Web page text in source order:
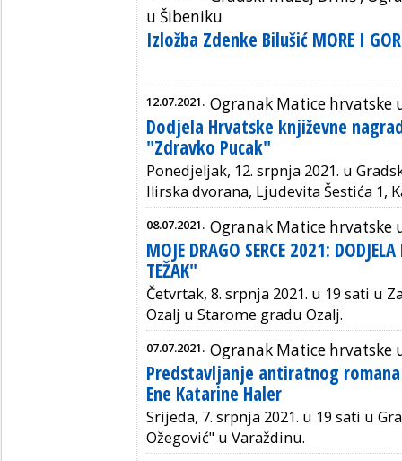
u Šibeniku
Izložba Zdenke Bilušić MORE I
12.07.2021. Ogranak Matice hrvatske
Dodjela Hrvatske književne
"Zdravko Pucak"
Ponedjeljak, 12. srpnja 2021. u
Ilirska dvorana, Ljudevita Šestića 1,
08.07.2021. Ogranak Matice hrvatske
MOJE DRAGO SERCE 2021:
TEŽAK"
Četvrtak, 8. srpnja 2021. u 19 sati u
Ozalj u Starome gradu Ozalj.
07.07.2021. Ogranak Matice hrvatske
Predstavljanje antiratnog romana
Ene Katarine Haler
Srijeda, 7. srpnja 2021. u 19 sati u
Ožegović" u Varaždinu.